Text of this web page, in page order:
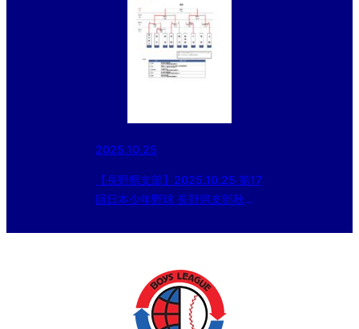
2025.10.25
【長野県支部】2025.10.25 第17
回日本少年野球 長野県支部秋季
全国大会長野県支部予選）